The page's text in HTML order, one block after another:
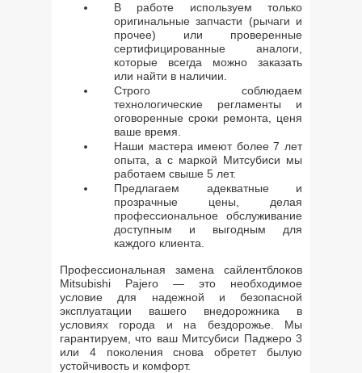
В работе используем только
оригинальные запчасти (рычаги и
прочее) или проверенные
сертифицированные аналоги,
которые всегда можно заказать
или найти в наличии.
Строго соблюдаем
технологические регламенты и
оговоренные сроки ремонта, ценя
ваше время.
Наши мастера имеют более 7 лет
опыта, а с маркой Митсубиси мы
работаем свыше 5 лет.
Предлагаем адекватные и
прозрачные цены, делая
профессиональное обслуживание
доступным и выгодным для
каждого клиента.
Профессиональная замена сайлентблоков
Mitsubishi Pajero — это необходимое
условие для надежной и безопасной
эксплуатации вашего внедорожника в
условиях города и на бездорожье. Мы
гарантируем, что ваш Митсубиси Паджеро 3
или 4 поколения снова обретет былую
устойчивость и комфорт.